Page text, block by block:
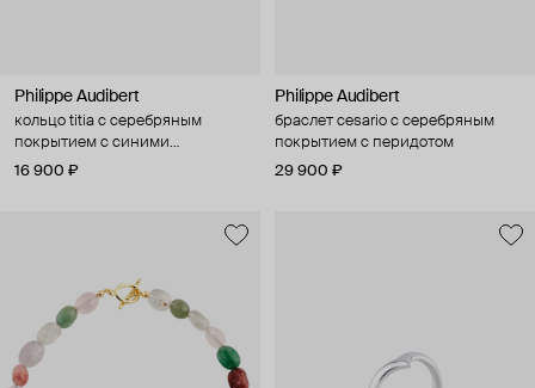
Philippe Audibert
кольцо titia с серебряным
покрытием с синими
кристаллами
16 900 ₽
Philippe Audibert
браслет cesario с серебряным
покрытием с перидотом
29 900 ₽